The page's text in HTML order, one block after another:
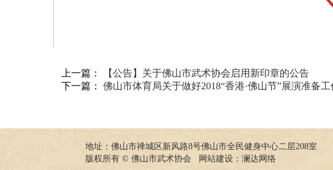
上一篇：
【公告】关于佛山市武术协会启用新印章的公告
下一篇： 佛山市体育局关于做好2018“香港·佛山节”展演准备
地址：佛山市禅城区新风路8号佛山市全民健身中心二层208室
版权所有 © 佛山市武术协会 网站建设： 澜达网络